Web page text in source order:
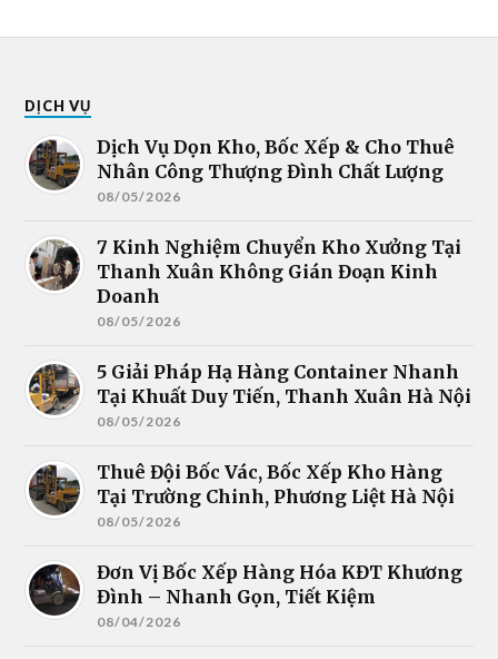
DỊCH VỤ
Dịch Vụ Dọn Kho, Bốc Xếp & Cho Thuê
Nhân Công Thượng Đình Chất Lượng
08/05/2026
7 Kinh Nghiệm Chuyển Kho Xưởng Tại
Thanh Xuân Không Gián Đoạn Kinh
Doanh
08/05/2026
5 Giải Pháp Hạ Hàng Container Nhanh
Tại Khuất Duy Tiến, Thanh Xuân Hà Nội
08/05/2026
Thuê Đội Bốc Vác, Bốc Xếp Kho Hàng
Tại Trường Chinh, Phương Liệt Hà Nội
08/05/2026
Đơn Vị Bốc Xếp Hàng Hóa KĐT Khương
Đình – Nhanh Gọn, Tiết Kiệm
08/04/2026